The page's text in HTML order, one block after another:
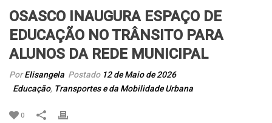
OSASCO INAUGURA ESPAÇO DE
EDUCAÇÃO NO TRÂNSITO PARA
ALUNOS DA REDE MUNICIPAL
PorElisangela Postado 12 de Maio de 2026
Educação, Transportes e da Mobilidade Urbana
0